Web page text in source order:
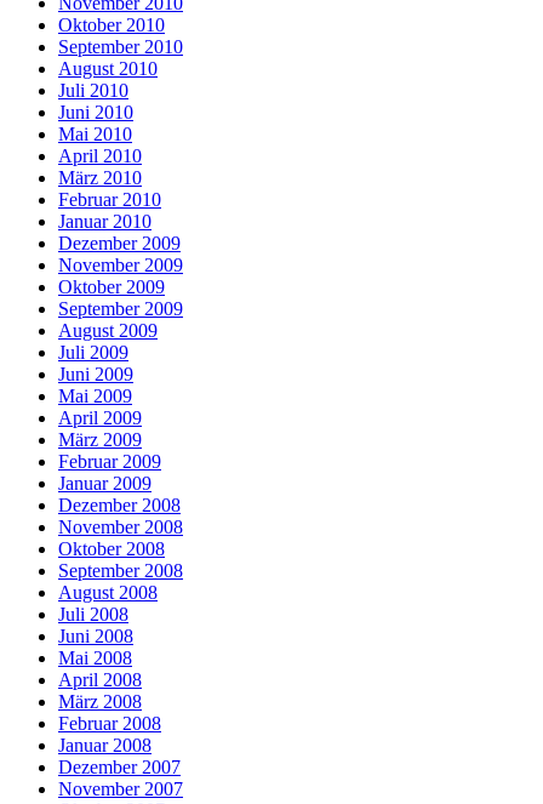
Oktober 2010
September 2010
August 2010
Juli 2010
Juni 2010
Mai 2010
April 2010
März 2010
Februar 2010
Januar 2010
Dezember 2009
November 2009
Oktober 2009
September 2009
August 2009
Juli 2009
Juni 2009
Mai 2009
April 2009
März 2009
Februar 2009
Januar 2009
Dezember 2008
November 2008
Oktober 2008
September 2008
August 2008
Juli 2008
Juni 2008
Mai 2008
April 2008
März 2008
Februar 2008
Januar 2008
Dezember 2007
November 2007